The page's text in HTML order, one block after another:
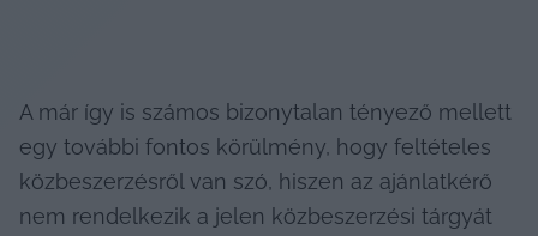
A már így is számos bizonytalan tényező mellett
egy további fontos körülmény, hogy feltételes
közbeszerzésről van szó, hiszen az ajánlatkérő
nem rendelkezik a jelen közbeszerzési tárgyát